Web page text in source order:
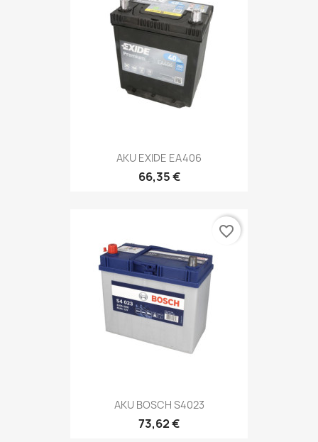
AKU EXIDE EA406
66,35 €
AKU BOSCH S4023
73,62 €
favorite_border